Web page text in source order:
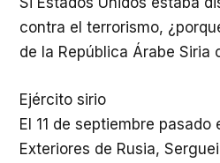
contra el terrorismo,
de la República Árabe Siria
Ejército sirio
El 11 de septiembre
Exteriores de Rusia,